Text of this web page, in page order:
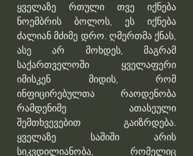
ყველაზე რთული თვე იქნება
ნოემბრის ბოლოს, ეს იქნება
ძალიან მძიმე დრო. ღმერთმა ქნას,
ასე არ მოხდეს, მაგრამ
საქართველოში ყველაფერი
იმისკენ მიდის, რომ
ინფიცირებულთა რაოდენობა
რამდენიმე ათასეული
შემთხვევებით გაიზრდება.
ყველაზე საშიში არის
სიკვდილიანობა, რომელიც